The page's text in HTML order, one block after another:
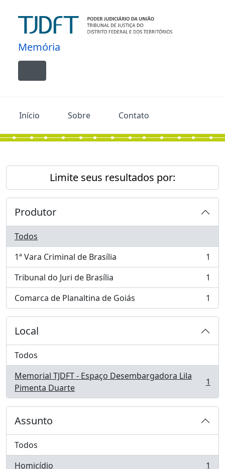
Memória
Toggle navigation
Início Sobre Contato
Limite seus resultados por:
Produtor
Todos
1ª Vara Criminal de Brasília
, 1 resultados
1
Tribunal do Juri de Brasília
, 1 resultados
1
Comarca de Planaltina de Goiás
, 1 resultados 1
Local
Todos
Memorial TJDFT - Espaço Desembargadora Lila
Pimenta Duarte
, 1 resultados 1
Assunto
Todos
Homicídio
1